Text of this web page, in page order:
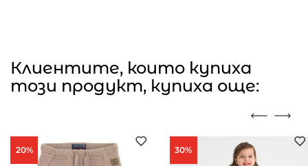
Клиентите, които купиха
този продукт, купиха още:
20% 30%